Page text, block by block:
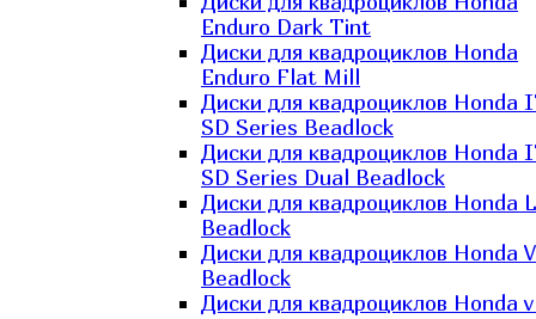
Enduro Dark Tint
Диски для квадроциклов Honda
Enduro Flat Mill
Диски для квадроциклов Honda
SD Series Beadlock
Диски для квадроциклов Honda
SD Series Dual Beadlock
Диски для квадроциклов Honda
Beadlock
Диски для квадроциклов Honda
Beadlock
Диски для квадроциклов Honda